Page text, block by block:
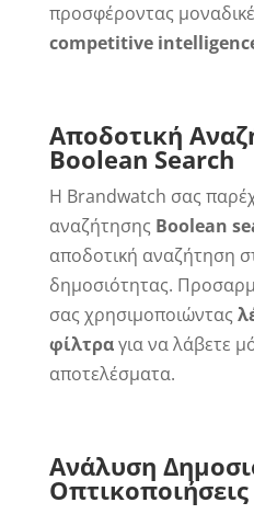
προσφέροντας
competitive
Αποδοτική
Boolean Search
Η Brandwatch σας
αναζήτησης Boolean
αποδοτική αναζήτηση
δημοσιότητας.
σας χρησιμοποιώντας
φίλτραγια να λάβετε
αποτελέσματα.
Ανάλυση